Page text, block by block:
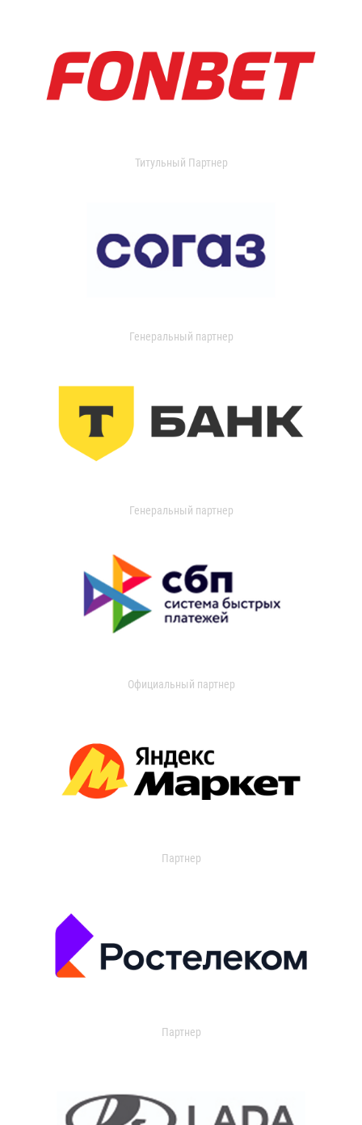
Титульный Партнер
Генеральный партнер
Генеральный партнер
Официальный партнер
Партнер
Партнер